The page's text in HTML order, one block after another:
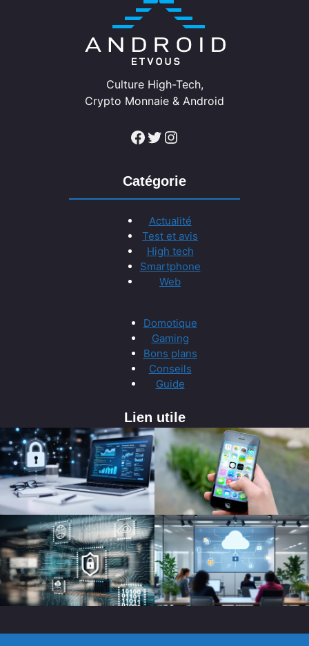
Culture High-Tech,
Crypto Monnaie & Android
Facebook Twitter Instagram
Catégorie
Actualité
Test et avis
High tech
Smartphone
Web
Domotique
Gaming
Bons plans
Conseils
Guide
Lien utile